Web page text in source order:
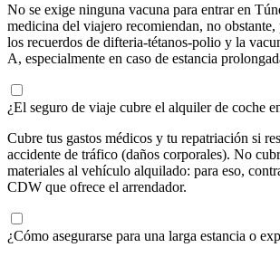
No se exige ninguna vacuna para entrar en
medicina del viajero recomiendan, no obstante,
los recuerdos de difteria-tétanos-polio y la
A, especialmente en caso de estancia
¿El seguro de viaje cubre el alquiler de coche
Cubre tus gastos médicos y tu repatriación si
accidente de tráfico (daños corporales). No
materiales al vehículo alquilado: para eso,
CDW que ofrece el arrendador.
¿Cómo asegurarse para una larga estancia o